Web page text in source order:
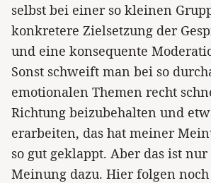
selbst bei einer so kleinen
konkretere Zielsetzung der
und eine konsequente
Sonst schweift man bei so
emotionalen Themen recht
Richtung beizubehalten und
erarbeiten, das hat meiner
so gut geklappt. Aber das ist
Meinung dazu. Hier folgen